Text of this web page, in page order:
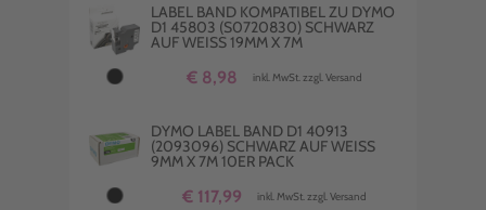
LABEL BAND KOMPATIBEL ZU DYMO
D1 45803 (S0720830) SCHWARZ
AUF WEISS 19MM X 7M
€ 8,98 inkl. MwSt. zzgl. Versand
DYMO LABEL BAND D1 40913
(2093096) SCHWARZ AUF WEISS 9
MM X 7M 10ER PACK
€ 117,99 inkl. MwSt. zzgl. Versand